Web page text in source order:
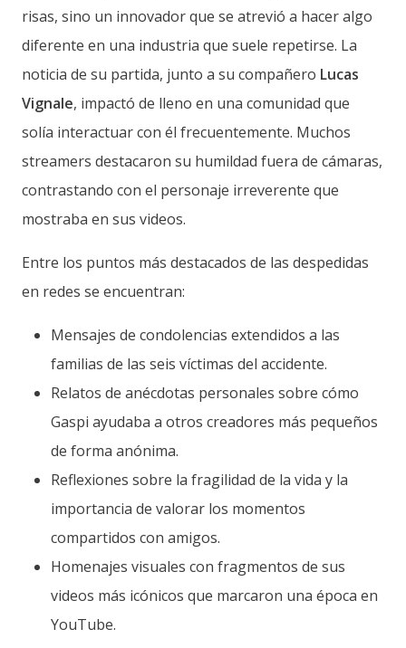
risas, sino un innovador que se atrevió a hacer algo
diferente en una industria que suele repetirse. La
noticia de su partida, junto a su compañero Lucas
Vignale, impactó de lleno en una comunidad que
solía interactuar con él frecuentemente. Muchos
streamers destacaron su humildad fuera de cámaras,
contrastando con el personaje irreverente que
mostraba en sus videos.
Entre los puntos más destacados de las despedidas
en redes se encuentran:
Mensajes de condolencias extendidos a las
familias de las seis víctimas del accidente.
Relatos de anécdotas personales sobre cómo
Gaspi ayudaba a otros creadores más pequeños
de forma anónima.
Reflexiones sobre la fragilidad de la vida y la
importancia de valorar los momentos
compartidos con amigos.
Homenajes visuales con fragmentos de sus
videos más icónicos que marcaron una época en
YouTube.